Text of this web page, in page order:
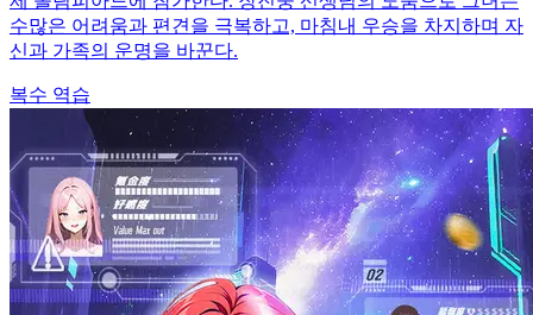
수많은 어려움과 편견을 극복하고, 마침내 우승을 차지하며 자
신과 가족의 운명을 바꾼다.
복수 역습